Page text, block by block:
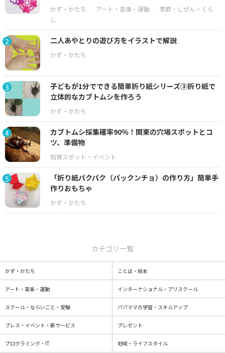
2 二人あやとりの遊び方をイラストで解説
3
子どもが1分でできる簡単折り紙シリーズ③折り紙で
立体的なカブトムシを作ろう
4
カブトムシ採集確率90％！関東の穴場スポットとコ
ツ、準備物
5
「折り紙パクパク（パックンチョ）の作り方」簡単手
作りおもちゃ
カテゴリ一覧
かず・かたち ことば・絵本
アート・音楽・運動 インターナショナル・プリスクール
スクール・ならいごと・受験 パパママの学習・スキルアップ
プレス・イベント・新サービス プレゼント
プログラミング・IT 地域・ライフスタイル